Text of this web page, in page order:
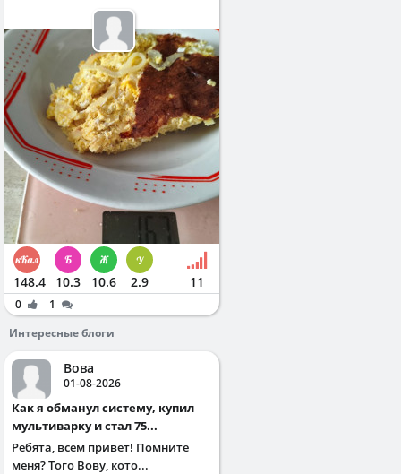
148.4 10.3 10.6 2.9 11
0
1
Интересные блоги
Вова
01-08-2026
Как я обманул систему, купил
мультиварку и стал 75...
Ребята, всем привет! Помните
меня? Того Вову, кото...